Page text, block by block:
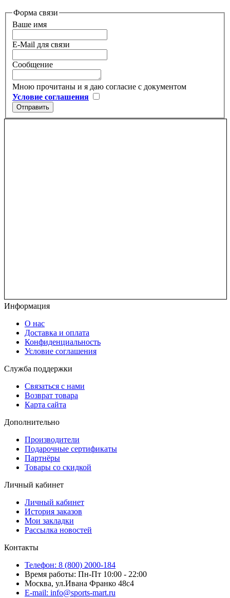
Форма связи
Ваше имя
E-Mail для связи
Сообщение
Мною прочитаны и я даю согласие с документом
Условие соглашения
Отправить
Информация
О нас
Доставка и оплата
Конфиденциальность
Условие соглашения
Служба поддержки
Связаться с нами
Возврат товара
Карта сайта
Дополнительно
Производители
Подарочные сертификаты
Партнёры
Товары со скидкой
Личный кабинет
Личный кабинет
История заказов
Мои закладки
Рассылка новостей
Контакты
Телефон: 8 (800) 2000-184
Время работы: Пн-Пт 10:00 - 22:00
Москва, ул.Ивана Франко 48с4
E-mail: info@sports-mart.ru